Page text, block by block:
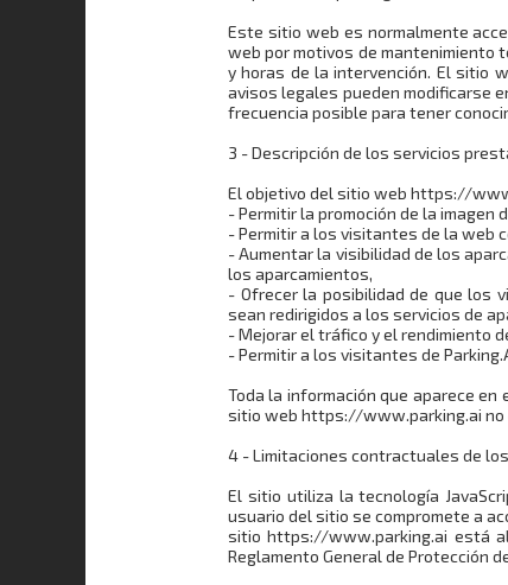
Este sitio web es normalmente
web por motivos de mantenimiento
y horas de la intervención. El sitio
avisos legales pueden modificarse
frecuencia posible para tener
3 - Descripción de los servicios
El objetivo del sitio web https://
- Permitir la promoción de la imagen
- Permitir a los visitantes de la web
- Aumentar la visibilidad de los
los aparcamientos,
- Ofrecer la posibilidad de que los
sean redirigidos a los servicios de
- Mejorar el tráfico y el rendimiento
- Permitir a los visitantes de
Toda la información que aparece
sitio web https://www.parking.ai no
4 - Limitaciones contractuales de
El sitio utiliza la tecnología
usuario del sitio se compromete a
sitio https://www.parking.ai está
Reglamento General de Protección